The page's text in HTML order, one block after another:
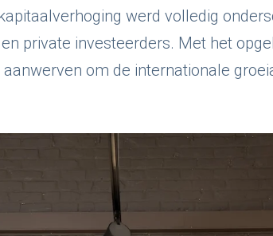
werd volledig
private investeerders. Met het
om de internationale